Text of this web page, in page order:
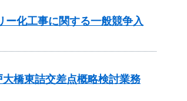
化工事に関する一般競争入
橋東詰交差点概略検討業務